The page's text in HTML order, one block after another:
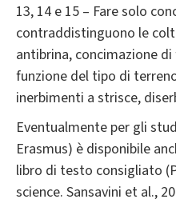
13, 14 e 15 – Fare solo
contraddistinguono le
antibrina, concimazione
funzione del tipo di
inerbimenti a strisce,
Eventualmente per gli
Erasmus) è disponibile
libro di testo consigliato
science. Sansavini et al.,